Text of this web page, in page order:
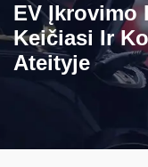
EV Įkrovimo
Keičiasi Ir
Ateityje